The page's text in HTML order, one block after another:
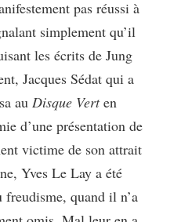
pas réussi à
simplement qu’il
les écrits de Jung
Jacques Sédat qui a
au Disque Verten
d’une présentation de
victime de son attrait
Yves Le Lay a été
quand il n’a